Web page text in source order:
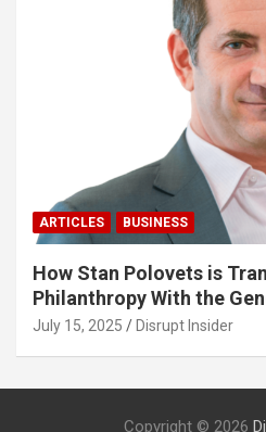
ARTICLES BUSINESS
How Stan Polovets is
Philanthropy With the
July 15, 2025 Disrupt Insider
Copyright © 2026